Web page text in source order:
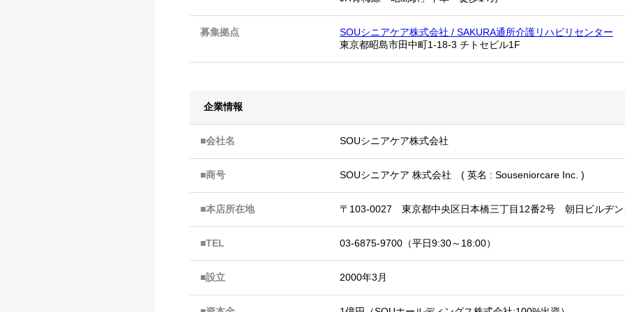
募集拠点
SOUシニアケア株式会社 / SAKURA通所介護リハビリセンター
東京都昭島市田中町1-18-3 チトセビル1F
企業情報
■会社名 SOUシニアケア株式会社
■商号 SOUシニアケア 株式会社 ( 英名 : Souseniorcare Inc. )
■本店所在地 〒103-0027 東京都中央区日本橋三丁目12番2号 朝日ビルヂン
■TEL 03-6875-9700（平日9:30～18:00）
■設立 2000年3月